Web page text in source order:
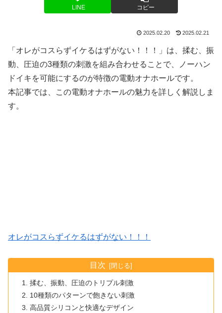
LINE コピー
2025.02.20 2025.02.21
「オレがコスらずイケるはずがない！！！」は、揉む、振
動、圧迫の3種類の刺激を組み合わせることで、ノーハン
ドイキを可能にするのが特徴の電動オナホールです。
本記事では、この電動オナホールの魅力を詳しく解説しま
す。
オレがコスらずイケるはずがない！！！
目次
揉む、振動、圧迫のトリプル刺激
10種類のパターンで飽きない刺激
高品質シリコンと快適なデザイン